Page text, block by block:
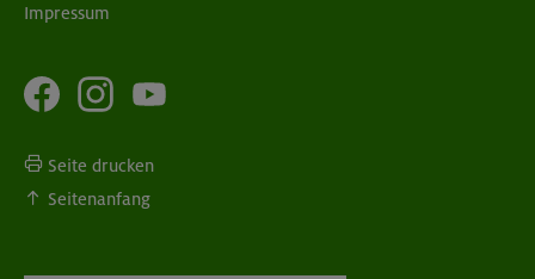
Impressum
Seite drucken
Seitenanfang